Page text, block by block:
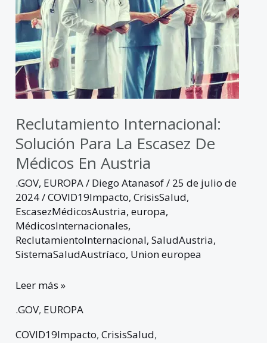
Reclutamiento Internacional:
Solución Para La Escasez De
Médicos En Austria
.GOV, EUROPA/ Diego Atanasof/ 25 de julio de
2024/COVID19Impacto,CrisisSalud,
EscasezMédicosAustria,europa,
MédicosInternacionales,
ReclutamientoInternacional,SaludAustria,
SistemaSaludAustríaco, Union europea
Austria
Leer más »
.GOV, EUROPA
COVID19Impacto,CrisisSalud,